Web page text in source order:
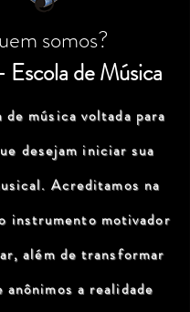
somos?
de Música
de música voltada para
desejam iniciar sua
Acreditamos na
instrumento motivador
além de transformar
anônimos a realidade